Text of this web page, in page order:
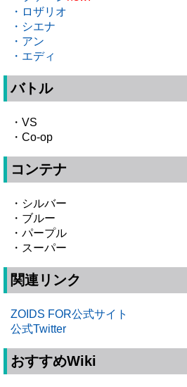
・ロザリオ
・シエナ
・アン
・エディ
バトル
・VS
・Co-op
コンテナ
・シルバー
・ブルー
・パープル
・スーパー
関連リンク
ZOIDS FOR公式サイト
公式Twitter
おすすめWiki